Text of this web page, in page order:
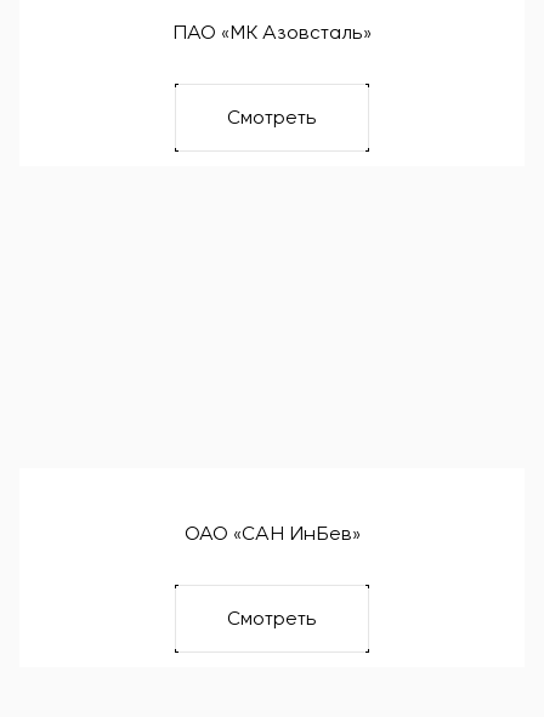
ПАО «МК Азовсталь»
Смотреть
ОАО «САН ИнБев»
Смотреть